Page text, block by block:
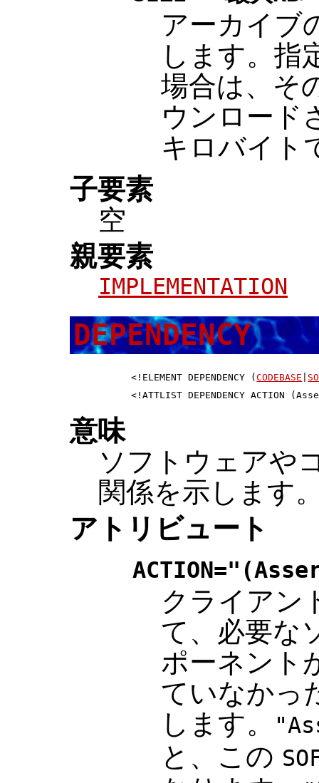
アーカイブ
します。指
場合は、そ
ウンロード
キロバイト
子要素
空
親要素
IMPLEMENTATION
DEPENDENCY
<!ELEMENT DEPENDENCY (CODEBASE
意味
ソフトウェアや
関係を示します
アトリビュート
クライアン
て、必要な
ポーネント
ていなかっ
します。
と、この